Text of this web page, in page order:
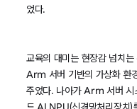
었다.
교육의 대미는 현장감 넘치
Arm 서버 기반의 가상화 환
주었다. 나아가 Arm 서버 시